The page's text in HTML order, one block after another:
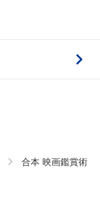
合本 映画鑑賞術